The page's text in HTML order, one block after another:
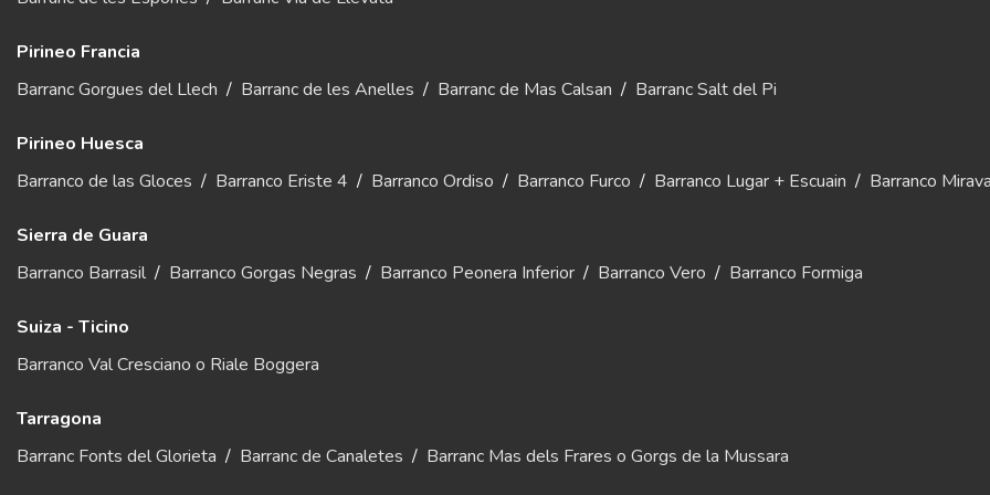
Pirineo Francia
Barranc Gorgues del Llech / Barranc de les Anelles / Barranc de Mas Calsan / Barranc Salt del Pi
Pirineo Huesca
Barranco de las Gloces / Barranco Eriste 4 / Barranco Ordiso / Barranco Furco / Barranco Lugar + Escuain / Barranco
Sierra de Guara
Barranco Barrasil / Barranco Gorgas Negras / Barranco Peonera Inferior / Barranco Vero / Barranco Formiga
Suiza - Ticino
Barranco Val Cresciano o Riale Boggera
Tarragona
Barranc Fonts del Glorieta / Barranc de Canaletes / Barranc Mas dels Frares o Gorgs de la Mussara